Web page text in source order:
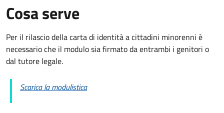
Cosa serve
Per il rilascio della carta di identità a cittadini minorenni è
necessario che il modulo sia firmato da entrambi i genitori o
dal tutore legale.
Scarica la modulistica